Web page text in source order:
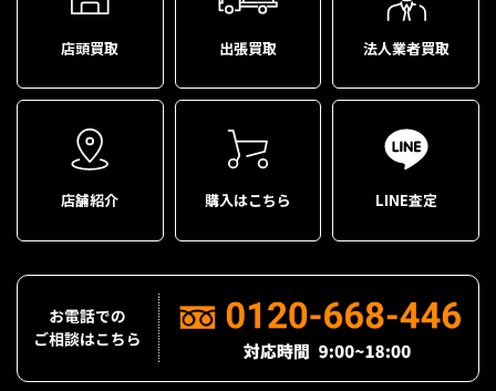
店頭買取 出張買取 法人業者買取
店舗紹介 購入はこちら LINE査定